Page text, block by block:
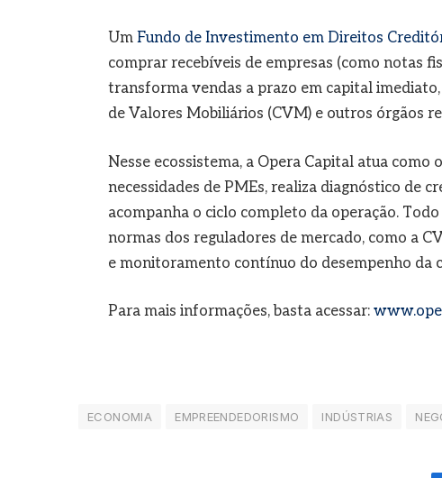
Um Fundo de Investimento em Direitos
comprar recebíveis de empresas (como notas
transforma vendas a prazo em capital
de Valores Mobiliários (CVM) e outros órgãos
Nesse ecossistema, a Opera Capital atua
necessidades de PMEs, realiza diagnóstico de
acompanha o ciclo completo da operação.
normas dos reguladores de mercado, como a
e monitoramento contínuo do desempenho da
Para mais informações, basta acessar:
ECONOMIA EMPREENDEDORISMO INDÚSTRIAS